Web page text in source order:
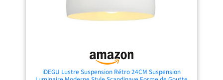
que votre intérieur prenne toute sa
valeur !
iDEGU Lustre Suspension Rétro 24CM Suspension